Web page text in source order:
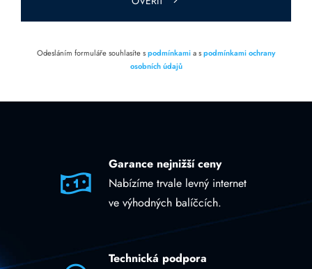
Odesláním formuláře souhlasíte spodmínkamia spodmínkami ochrany
osobních údajů
Garance nejnižší ceny
Nabízíme trvale levný internet
ve výhodných balíčcích.
Technická podpora